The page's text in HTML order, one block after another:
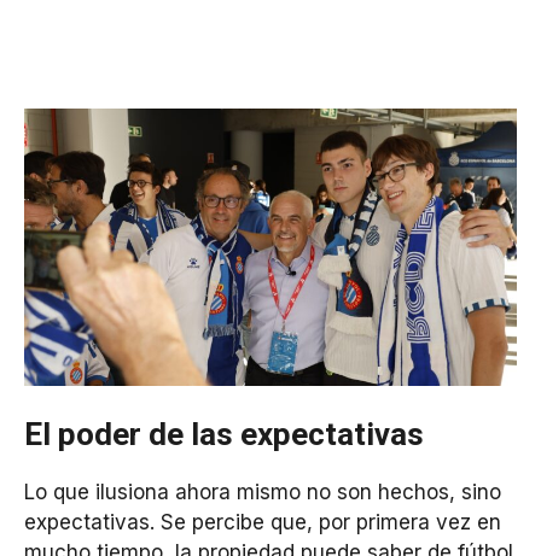
El poder de las expectativas
Lo que ilusiona ahora mismo no son hechos, sino
expectativas. Se percibe que, por primera vez en